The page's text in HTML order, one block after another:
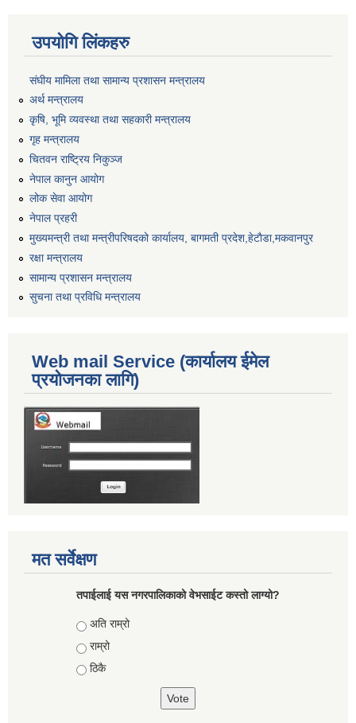
उपयोगि लिंकहरु
संघीय मामिला तथा सामान्य प्रशासन मन्त्रालय
अर्थ मन्त्रालय
कृषि, भूमि व्यवस्था तथा सहकारी मन्त्रालय
गृह मन्त्रालय
चितवन राष्ट्रिय निकुञ्ज
नेपाल कानुन आयोग
लोक सेवा आयोग
नेपाल प्रहरी
मुख्यमन्त्री तथा मन्त्रीपरिषदको कार्यालय, बागमती प्रदेश,हेटाैडा,मकवानपुर
रक्षा मन्त्रालय
सामान्य प्रशासन मन्त्रालय
सुचना तथा प्रविधि मन्त्रालय
Web mail Service (कार्यालय ईमेल
प्रयोजनका लागि)
मत सर्वेक्षण
तपाईलाई यस नगरपालिकाको वेभसाईट कस्तो लाग्यो?
Choices
अति राम्रो
राम्रो
ठिकै